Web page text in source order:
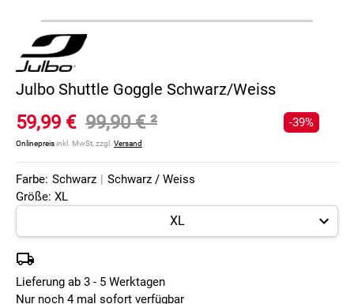
Julbo Shuttle Goggle Schwarz/Weiss
59,99 € 99,90 €²
Onlinepreisinkl. MwSt, zzgl. Versand
-39%
Farbe: Schwarz | Schwarz / Weiss
Größe: XL
Lieferung ab 3 - 5 Werktagen
Nur noch 4 mal sofort verfügbar